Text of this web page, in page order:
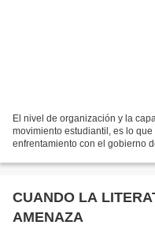
El nivel de organización y la
movimiento estudiantil, es lo
enfrentamiento con el gobierno
CUANDO LA
AMENAZA